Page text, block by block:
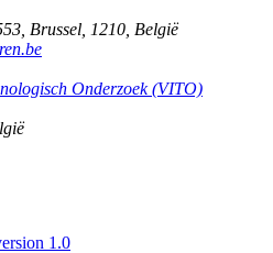
Brussel 1210 België
Onderzoek (VITO)
1.0